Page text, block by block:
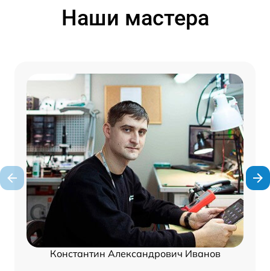
Наши мастера
Константин Александрович Иванов